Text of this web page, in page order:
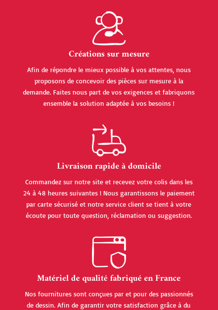
Créations sur mesure
Afin de répondre le mieux possible à vos attentes, nous
proposons de concevoir des pièces sur mesure à la
demande. Faites nous part de vos exigences et fabriquons
ensemble la solution adaptée à vos besoins !
Livraison rapide à domicile
Commandez sur notre site et recevez votre colis dans les
24 à 48 heures suivantes ! Nous garantissons le paiement
par carte sécurisé et notre service client se tient à votre
écoute pour toute question, réclamation ou suggestion.
Matériel de qualité fabriqué en France
Nos fournitures sont conçues par et pour des passionnés
de dessin. Afin de garantir votre satisfaction grâce à du